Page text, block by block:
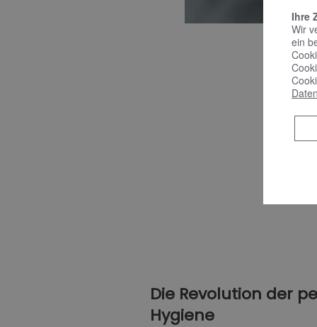
Die Revolution der
Hygiene
Ihre
Wir
ein